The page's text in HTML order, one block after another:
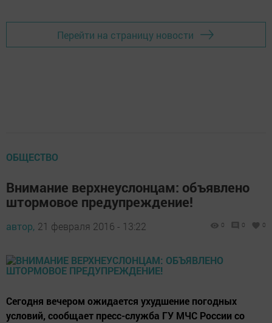
Перейти на страницу новости
ОБЩЕСТВО
Внимание верхнеуслонцам: объявлено
штормовое предупреждение!
автор, 21 февраля 2016 - 13:22 0 0 0
Сегодня вечером ожидается ухудшение погодных
условий, сообщает пресс-служба ГУ МЧС России со